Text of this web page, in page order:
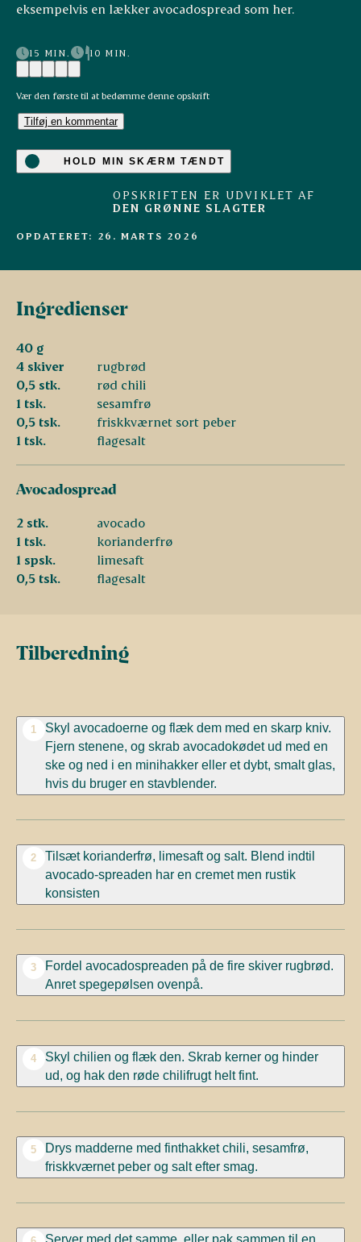
eksempelvis en lækker avocadospread som her.
15 MIN. 10 MIN.
Vær den første til at bedømme denne opskrift
Tilføj en kommentar
HOLD MIN SKÆRM TÆNDT
OPSKRIFTEN ER UDVIKLET AF
DEN GRØNNE SLAGTER
OPDATERET: 26. MARTS 2026
Ingredienser
40 g
4 skiver
rugbrød
0,5 stk.
rød chili
1 tsk.
sesamfrø
0,5 tsk.
friskkværnet sort peber
1 tsk.
flagesalt
Avocadospread
2 stk.
avocado
1 tsk.
korianderfrø
1 spsk.
limesaft
0,5 tsk.
flagesalt
Tilberedning
1
Skyl avocadoerne og flæk dem med en skarp kniv.
Fjern stenene, og skrab avocadokødet ud med en
ske og ned i en minihakker eller et dybt, smalt glas,
hvis du bruger en stavblender.
2
Tilsæt korianderfrø, limesaft og salt. Blend indtil
avocado-spreaden har en cremet men rustik
konsisten
3
Fordel avocadospreaden på de fire skiver rugbrød.
Anret spegepølsen ovenpå.
4
Skyl chilien og flæk den. Skrab kerner og hinder
ud, og hak den røde chilifrugt helt fint.
5
Drys madderne med finthakket chili, sesamfrø,
friskkværnet peber og salt efter smag.
Server med det samme, eller pak sammen til en